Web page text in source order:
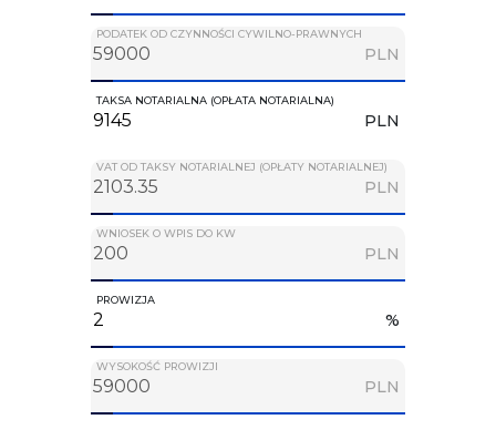
PODATEK OD CZYNNOŚCI CYWILNO-PRAWNYCH
PLN
TAKSA NOTARIALNA (OPŁATA NOTARIALNA)
PLN
VAT OD TAKSY NOTARIALNEJ (OPŁATY NOTARIALNEJ)
PLN
WNIOSEK O WPIS DO KW
PLN
PROWIZJA
%
WYSOKOŚĆ PROWIZJI
PLN